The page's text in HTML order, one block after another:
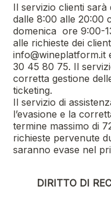
Il servizio clienti
dalle 8:00 alle 20:00
domenica ore 9:00-
alle richieste dei
info@wineplatform.it
30 45 80 75. Il
corretta gestione
ticketing.
Il servizio di
l’evasione e la
termine massimo di
richieste pervenute
saranno evase nel
DIRITTO DI